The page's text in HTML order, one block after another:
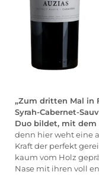
„Zum dritten Mal in
Syrah-Cabernet-
Duo bildet, mit dem
denn hier weht eine
Kraft der perfekt
kaum vom Holz
Nase mit ihren voll